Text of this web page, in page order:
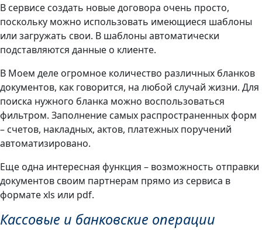
В сервисе создать новые договора очень просто,
поскольку можно использовать имеющиеся шаблоны
или загружать свои. В шаблоны автоматически
подставляются данные о клиенте.
В Моем деле огромное количество различных бланков
документов, как говорится, на любой случай жизни. Для
поиска нужного бланка можно воспользоваться
фильтром. Заполнение самых распространенных форм
– счетов, накладных, актов, платежных поручений
автоматизировано.
Еще одна интересная функция – возможность отправки
документов своим партнерам прямо из сервиса в
формате xls или pdf.
Кассовые и банковские операции